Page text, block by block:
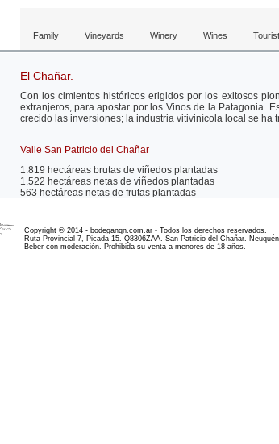
Family Vineyards Winery Wines
El Chañar.
Con los cimientos históricos erigidos por los exitosos
extranjeros, para apostar por los Vinos de la Patagonia.
crecido las inversiones; la industria vitivinícola local se
Valle San Patricio del Chañar
1.819 hectáreas brutas de viñedos plantadas
1.522 hectáreas netas de viñedos plantadas
563 hectáreas netas de frutas plantadas
Copyright ® 2014 - bodeganqn.com.ar - Todos los derechos reservados.
Ruta Provincial 7, Picada 15. Q8306ZAA. San Patricio del Chañar.
Beber con moderación. Prohibida su venta a menores de 18 años.